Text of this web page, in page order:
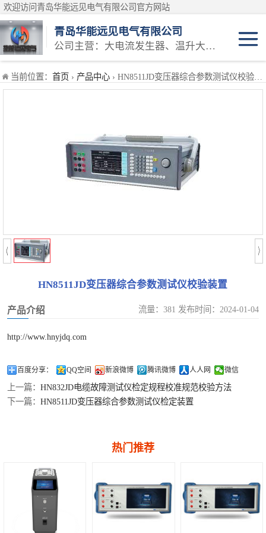
欢迎访问青岛华能远见电气有限公司官方网站
青岛华能远见电气有限公司
公司主营：大电流发生器、温升大电流发生器、温升试验设备、三相大电流发生器等产品
当前位置： 首页 › 产品中心 › HN8511JD变压器综合参数测试仪校验装置
HN8511JD变压器综合参数测试仪校验装置
产品介绍 流量：381 发布时间：2024-01-04
http://www.hnyjdq.com
百度分享： QQ空间 新浪微博 腾讯微博 人人网 微信
上一篇： HN832JD电缆故障测试仪检定规程校准规范校验方法
下一篇： HN8511JD变压器综合参数测试仪检定装置
热门推荐
安规类检定装置
电能类计量校准
准
高压耐压类校准
油化试验仪器类
校准
SF6仪器类校准
温度类计量校准
压力流量类计量
校准
万用表检定装置
接地电阻表检定装置
兆欧表检定装置
多功能校准仪
钳形表检定装置